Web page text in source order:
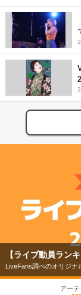
バンアーティストを
【ライブ動員ラン
LiveFans調べのオリジナ
アー